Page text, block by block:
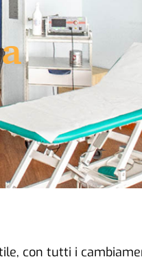
con tutti i